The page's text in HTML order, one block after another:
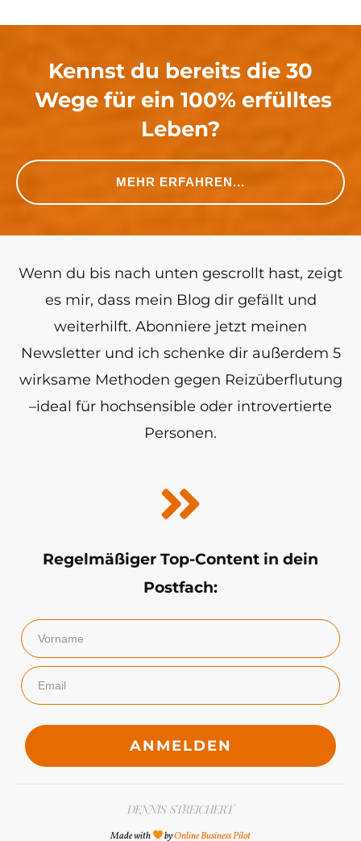
Kennst du bereits die 30
Wege für ein 100% erfülltes
Leben?
MEHR ERFAHREN...
Wenn du bis nach unten gescrollt hast, zeigt
es mir, dass mein Blog dir gefällt und
weiterhilft. Abonniere jetzt meinen
Newsletter und ich schenke dir außerdem 5
wirksame Methoden gegen Reizüberflutung
–ideal für hochsensible oder introvertierte
Personen.
Regelmäßiger Top-Content in dein
Postfach:
ANMELDEN
Made with byOnline Business Pilot